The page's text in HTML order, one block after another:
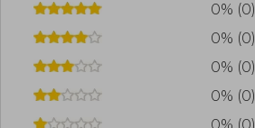
0% (0)
0% (0)
0% (0)
0% (0)